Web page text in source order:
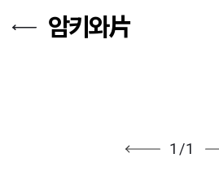
암키와片
1 /1